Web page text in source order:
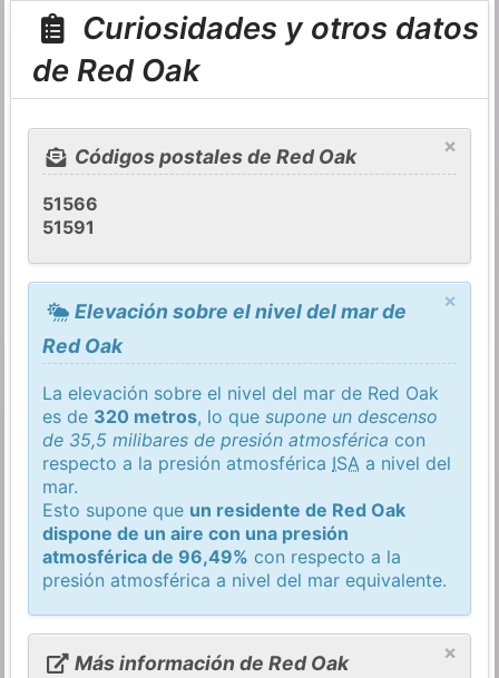
Curiosidades y otros datos
de Red Oak
×
Códigos postales de Red Oak
51566
51591
×
Elevación sobre el nivel del mar de
Red Oak
La elevación sobre el nivel del mar de Red Oak
es de 320 metros, lo quesupone un descenso
de 35,5 milibares de presión atmosférica con
respecto a la presión atmosférica ISA a nivel del
mar.
Esto supone que un residente de Red Oak
dispone de un aire con una presión
atmosférica de 96,49% con respecto a la
presión atmosférica a nivel del mar equivalente.
×
Más información de Red Oak